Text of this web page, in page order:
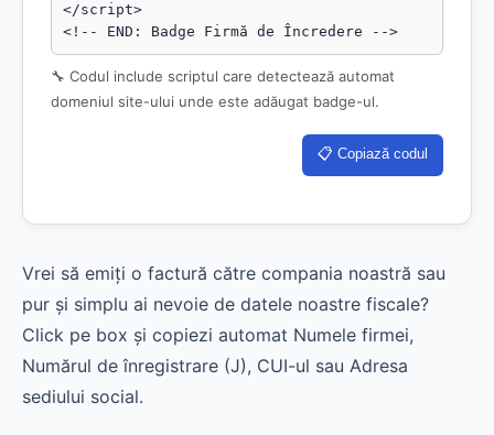
</script>
<!-- END: Badge Firmă de Încredere -->
🔧 Codul include scriptul care detectează automat
domeniul site-ului unde este adăugat badge-ul.
📋 Copiază codul
Vrei să emiți o factură către compania noastră sau
pur și simplu ai nevoie de datele noastre fiscale?
Click pe box și copiezi automat Numele firmei,
Numărul de înregistrare (J), CUI-ul sau Adresa
sediului social.